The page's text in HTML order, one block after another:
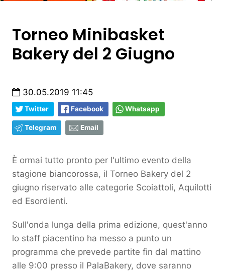
Torneo Minibasket
Bakery del 2 Giugno
30.05.2019 11:45
Twitter Facebook Whatsapp
Telegram Email
È ormai tutto pronto per l'ultimo evento della
stagione biancorossa, il Torneo Bakery del 2
giugno riservato alle categorie Scoiattoli, Aquilotti
ed Esordienti.
Sull'onda lunga della prima edizione, quest'anno
lo staff piacentino ha messo a punto un
programma che prevede partite fin dal mattino
alle 9:00 presso il PalaBakery, dove saranno